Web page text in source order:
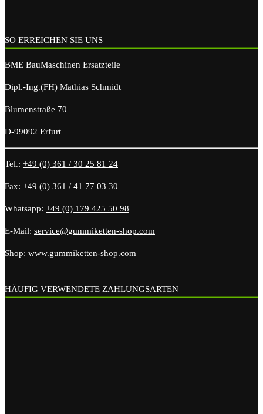
SO ERREICHEN SIE UNS
BME BauMaschinen Ersatzteile
Dipl.-Ing.(FH) Mathias Schmidt
Blumenstraße 70
D-99092 Erfurt
Tel.: +49 (0) 361 / 30 25 81 24
Fax: +49 (0) 361 / 41 77 03 30
Whatsapp: +49 (0) 179 425 50 98
E-Mail: service@gummiketten-shop.com
Shop: www.gummiketten-shop.com
HÄUFIG VERWENDETE ZAHLUNGSARTEN